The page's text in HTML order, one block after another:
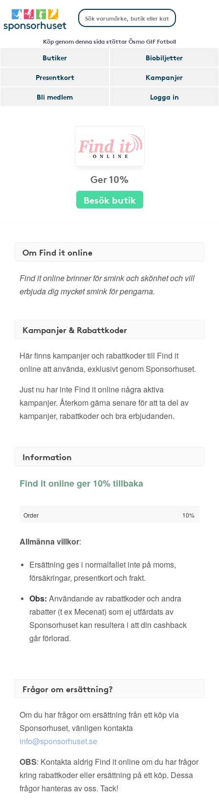
Köp genom denna sida stöttar Ösmo GIF Fotboll
Butiker
Biobiljetter
Presentkort
Kampanjer
Bli medlem
Logga in
Ger 10%
Besök butik
Om Find it online
Find it online brinner för smink och skönhet och vill
erbjuda dig mycket smink för pengarna.
Kampanjer & Rabattkoder
Här finns kampanjer och rabattkoder till Find it
online att använda, exklusivt genom Sponsorhuset.
Just nu har inte Find it online några aktiva
kampanjer. Återkom gärna senare för att ta del av
kampanjer, rabattkoder och bra erbjudanden.
Information
Find it online ger 10% tillbaka
Order 10%
Allmänna villkor:
Ersättning ges i normalfallet inte på moms,
försäkringar, presentkort och frakt.
Obs: Användande av rabattkoder och andra
rabatter (t ex Mecenat) som ej utfärdats av
Sponsorhuset kan resultera i att din cashback
går förlorad.
Frågor om ersättning?
Om du har frågor om ersättning från ett köp via
Sponsorhuset, vänligen kontakta
info@sponsorhuset.se
OBS: Kontakta aldrig Find it online om du har frågor
kring rabattkoder eller ersättning på ett köp. Dessa
frågor hanteras av oss. Tack!